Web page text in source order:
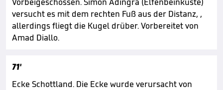
versucht es mit dem rechten Fuß aus der Distanz, ,
allerdings fliegt die Kugel drüber. Vorbereitet von
Amad Diallo.
71'
Ecke Schottland. Die Ecke wurde verursacht von